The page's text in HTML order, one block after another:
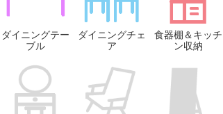
ダイニングテー
ブル
ダイニングチェ
ア
食器棚＆キッチ
ン収納